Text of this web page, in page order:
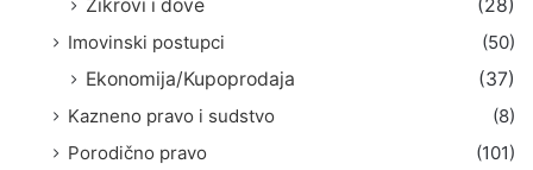
Zikrovi i dove
(28)
Imovinski postupci
(50)
Ekonomija/Kupoprodaja
(37)
Kazneno pravo i sudstvo
(8)
Porodično pravo
(101)